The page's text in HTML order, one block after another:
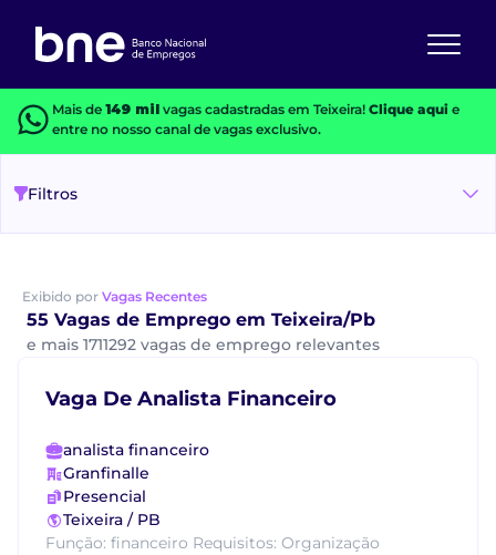
Mais de 149 milvagas cadastradas em Teixeira! Clique aquie
entre no nosso canal de vagas exclusivo.
Filtros
Exibido por Vagas Recentes
55 Vagas de Emprego em Teixeira/Pb
e mais 1711292 vagas de emprego relevantes
Vaga De Analista Financeiro
analista financeiro
Granfinalle
Presencial
Teixeira / PB
Função: financeiro Requisitos: Organização